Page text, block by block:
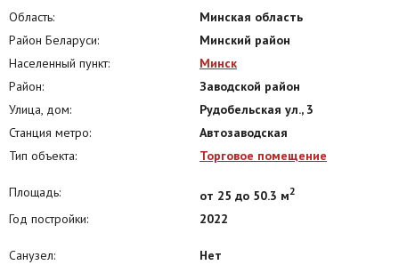
Арендатор не оплачивает услуги агентства.
Организуем показ в удобное для вас время.
Звоните!
Больше объявлений тут: www.instagram.com/garant.arenda
Напишите нам в удобный для Вас мессенджер:
Viber | Telegram | WhatsApp
Ответим на Ваши вопросы, предоставим всю необходимую
дополнительную информацию.
Лицензия Министерства Юстиции №48250000081913 06.03.2025 г.
Область:
Минская область
Район Беларуси:
Минский район
Населенный пункт:
Минск
Район:
Заводской район
Улица, дом:
Рудобельская ул., 3
Станция метро:
Автозаводская
Тип объекта:
Торговое помещение
Площадь: от 25 до 50.3 м2
Год постройки: 2022
Санузел:
Нет